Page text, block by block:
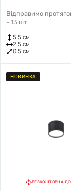
Відправимо
- 13 шт
5.5 см
2.5 см
0.5 см
НОВИНКА
БЕЗКОШТОВНА